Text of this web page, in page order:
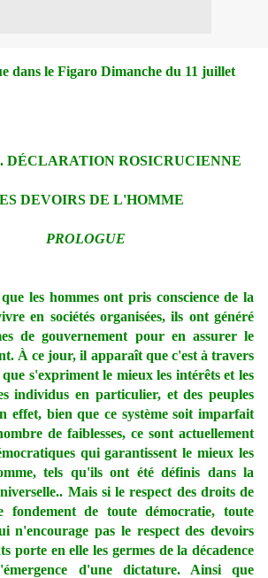
dans le Figaro Dimanche du 11 juillet
DÉCLARATION ROSICRUCIENNE
DEVOIRS DE L'HOMME
PROLOGUE
les hommes ont pris conscience de la
en sociétés organisées, ils ont généré
de gouvernement pour en assurer le
À ce jour, il apparaît que c'est à travers
s'expriment le mieux les intérêts et les
individus en particulier, et des peuples
effet, bien que ce système soit imparfait
de faiblesses, ce sont actuellement
qui garantissent le mieux les
tels qu'ils ont été définis dans la
Mais si le respect des droits de
fondement de toute démocratie, toute
n'encourage pas le respect des devoirs
porte en elle les germes de la décadence
d'une dictature. Ainsi que